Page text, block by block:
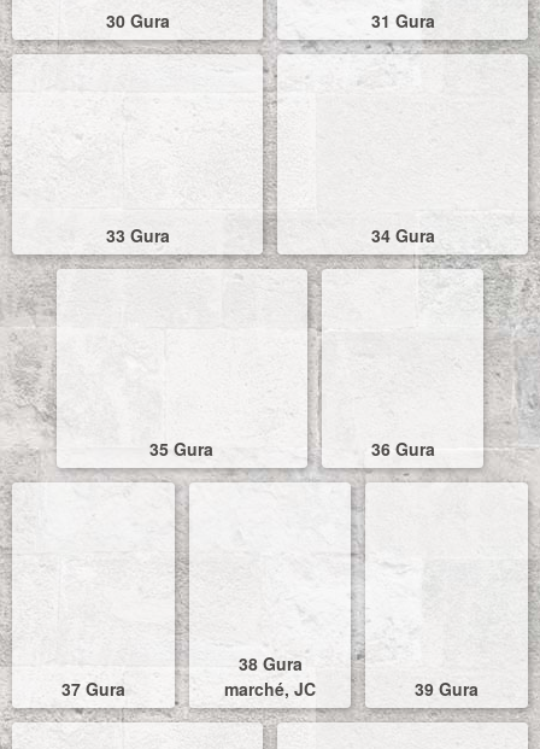
30 Gura 31 Gura
33 Gura 34 Gura
35 Gura 36 Gura
37 Gura
38 Gura
marché, JC
39 Gura